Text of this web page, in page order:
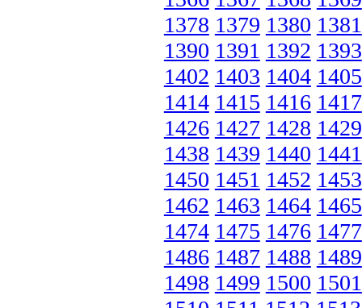
1378 1379 1380 1381
1390 1391 1392 1393
1402 1403 1404 1405
1414 1415 1416 1417
1426 1427 1428 1429
1438 1439 1440 1441
1450 1451 1452 1453
1462 1463 1464 1465
1474 1475 1476 1477
1486 1487 1488 1489
1498 1499 1500 1501